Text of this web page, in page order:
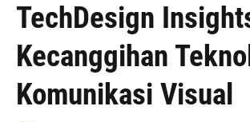
TechDesign
Kecanggihan
Komunikasi Visual